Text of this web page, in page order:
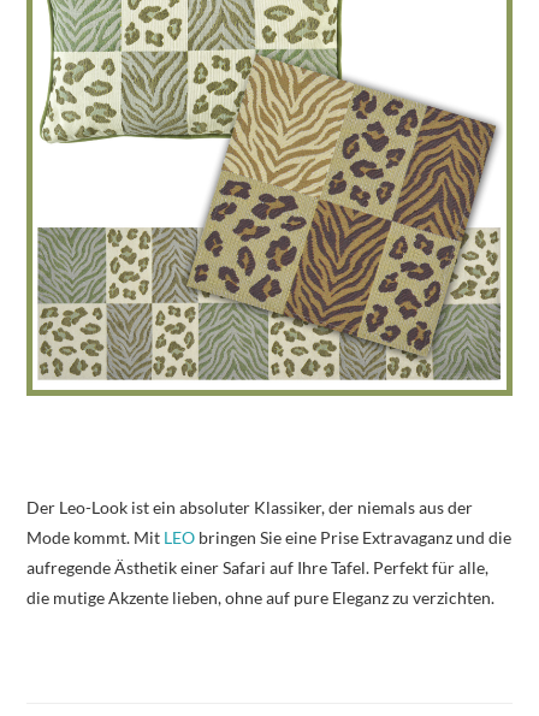
Der Leo-Look ist ein absoluter Klassiker, der niemals aus der
Mode kommt. Mit LEO bringen Sie eine Prise Extravaganz und die
aufregende Ästhetik einer Safari auf Ihre Tafel. Perfekt für alle,
die mutige Akzente lieben, ohne auf pure Eleganz zu verzichten.